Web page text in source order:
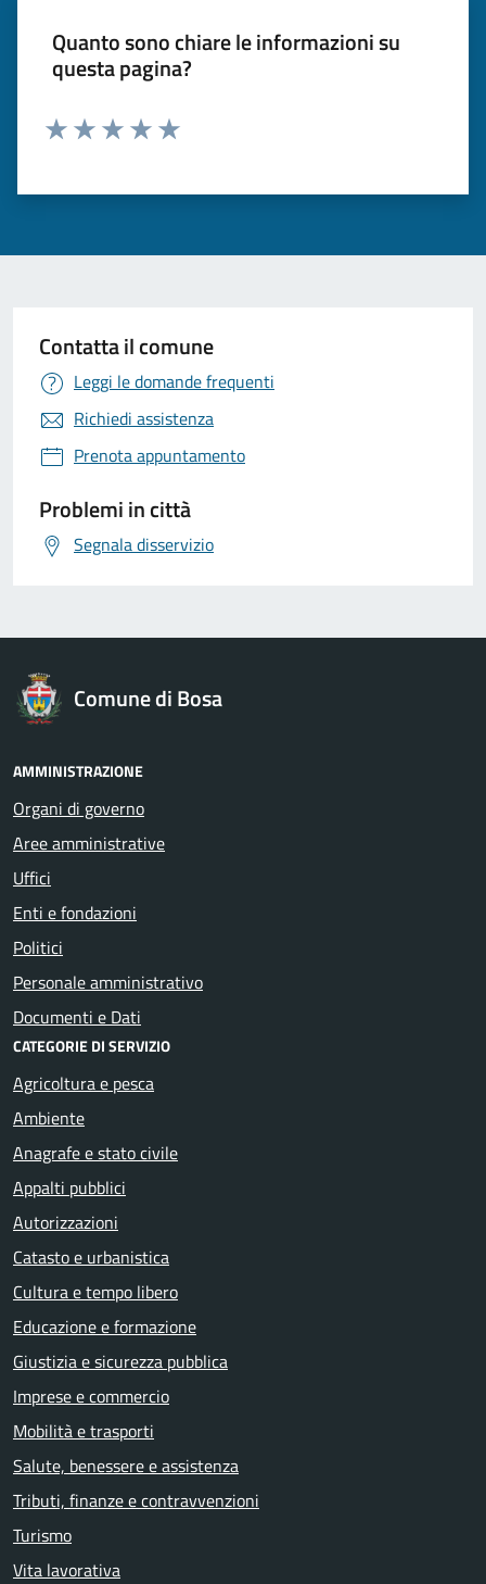
Quanto sono chiare le informazioni su
questa pagina?
Contatta il comune
Leggi le domande frequenti
Richiedi assistenza
Prenota appuntamento
Problemi in città
Segnala disservizio
Comune di Bosa
AMMINISTRAZIONE
Organi di governo
Aree amministrative
Uffici
Enti e fondazioni
Politici
Personale amministrativo
Documenti e Dati
CATEGORIE DI SERVIZIO
Agricoltura e pesca
Ambiente
Anagrafe e stato civile
Appalti pubblici
Autorizzazioni
Catasto e urbanistica
Cultura e tempo libero
Educazione e formazione
Giustizia e sicurezza pubblica
Imprese e commercio
Mobilità e trasporti
Salute, benessere e assistenza
Tributi, finanze e contravvenzioni
Turismo
Vita lavorativa